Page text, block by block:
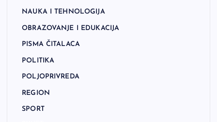
NAUKA I TEHNOLOGIJA
OBRAZOVANJE I EDUKACIJA
PISMA ČITALACA
POLITIKA
POLJOPRIVREDA
REGION
SPORT